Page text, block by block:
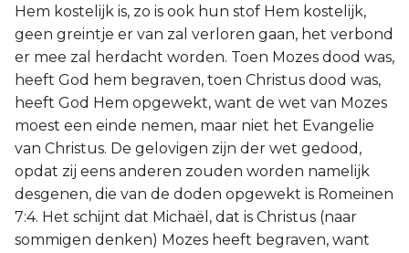
Hem kostelijk is, zo is ook hun stof Hem kostelijk,
geen greintje er van zal verloren gaan, het verbond
er mee zal herdacht worden. Toen Mozes dood was,
heeft God hem begraven, toen Christus dood was,
heeft God Hem opgewekt, want de wet van Mozes
moest een einde nemen, maar niet het Evangelie
van Christus. De gelovigen zijn der wet gedood,
opdat zij eens anderen zouden worden namelijk
desgenen, die van de doden opgewekt is Romeinen
7:4. Het schijnt dat Michaël, dat is Christus (naar
sommigen denken) Mozes heeft begraven, want